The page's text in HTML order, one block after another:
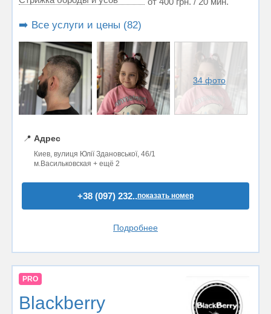
➡️ Все услуги и цены (82)
34 фото
📍 Адрес
Киев, вулиця Юлії Здановської, 46/1
м.Васильковская + ещё 2
+38 (097) 232..показать номер
Подробнее
PRO
Blackberry